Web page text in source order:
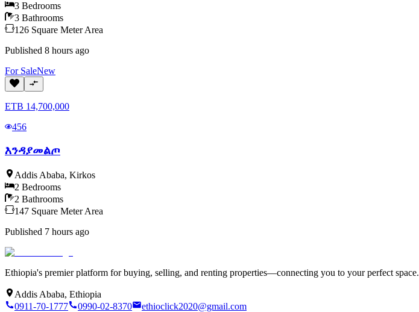
3 Bedrooms
3 Bathrooms
126 Square Meter Area
Published 8 hours ago
For SaleNew
ETB 14,700,000
456
እንዳያመልጦ
Addis Ababa, Kirkos
2 Bedrooms
2 Bathrooms
147 Square Meter Area
Published 7 hours ago
Ethiopia's premier platform for buying, selling, and renting properties—connecting you to your perfect space.
Addis Ababa, Ethiopia
0911-70-1777
0990-02-8370 ethioclick2020@gmail.com